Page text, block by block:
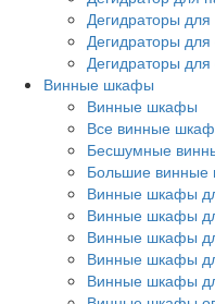
Дегидраторы
Дегидраторы
Дегидраторы для
Винные шкафы
Винные шкафы
Все винные
Бесшумные
Большие
Винные шкафы
Винные шкафы
Винные шкафы
Винные шкафы
Винные шкафы